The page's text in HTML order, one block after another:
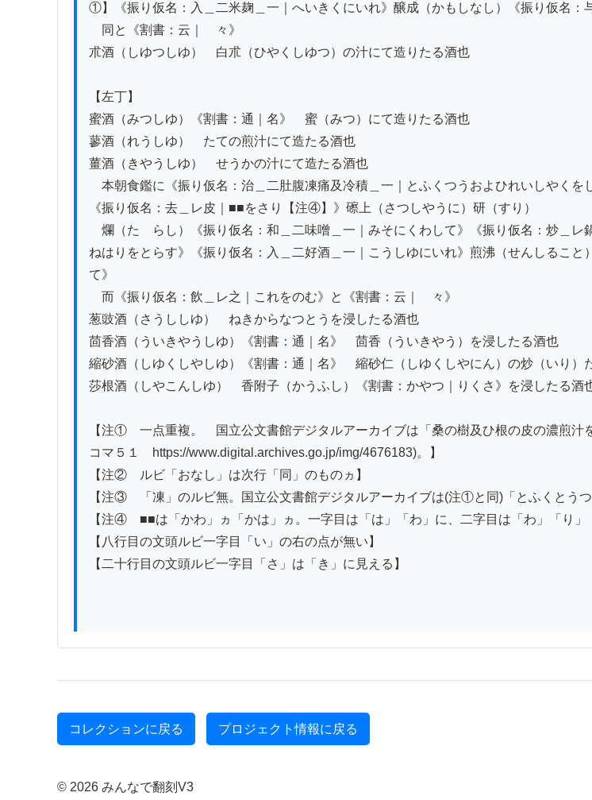
①】《振り仮名：入＿二米麹＿一｜へいきくにいれ》醸成（かもしなし）《振り仮名：
同と《割書：云｜　々》
朮酒（しゆつしゆ）　白朮（ひやくしゆつ）の汁にて造りたる酒也
【左丁】
蜜酒（みつしゆ）《割書：通｜名》　蜜（みつ）にて造りたる酒也
蓼酒（れうしゆ）　たての煎汁にて造たる酒也
薑酒（きやうしゆ）　せうかの汁にて造たる酒也
本朝食鑑に《振り仮名：治＿二肚腹凍痛及冷積＿一｜とふくつうおよひれいしやく
《振り仮名：去＿レ皮｜■■をさり【注④】》䃰上（さつしやうに）研（すり）
爛（たゝらし）《振り仮名：和＿二味噌＿一｜みそにくわして》《振り仮名：炒＿
ねはりをとらす》《振り仮名：入＿二好酒＿一｜こうしゆにいれ》煎沸（せんしるこ
て》
而《振り仮名：飲＿レ之｜これをのむ》と《割書：云｜　々》
葱豉酒（さうししゆ）　ねきからなつとうを浸したる酒也
茴香酒（ういきやうしゆ）《割書：通｜名》　茴香（ういきやう）を浸したる酒也
縮砂酒（しゆくしやしゆ）《割書：通｜名》　縮砂仁（しゆくしやにん）の炒（いり）
莎根酒（しやこんしゆ）　香附子（かうふし）《割書：かやつ｜りくさ》を浸したる酒
【注①　一点重複。　国立公文書館デジタルアーカイブは「桑の樹及ひ根の皮の濃煎
コマ５１　https://www.digital.archives.go.jp/img/4676183)。】
【注②　ルビ「おなし」は次行「同」のものヵ】
【注③　「凍」のルビ無。国立公文書館デジタルアーカイブは(注①と同)「とふくとうつ
【注④　■■は「かわ」ヵ「かは」ヵ。一字目は「は」「わ」に、二字目は「わ」「り」
【八行目の文頭ルビ一字目「い」の右の点が無い】
【二十行目の文頭ルビ一字目「さ」は「き」に見える】
コレクションに戻る プロジェクト情報に戻る
© 2026 みんなで翻刻V3